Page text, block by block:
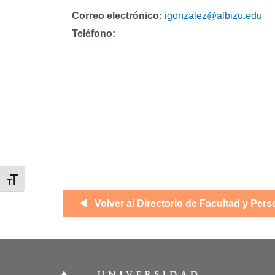
Alternar tamaño de letra
Correo electrónico: igonzalez@albizu.edu
Teléfono:
Volver al Directorio de Facultad y